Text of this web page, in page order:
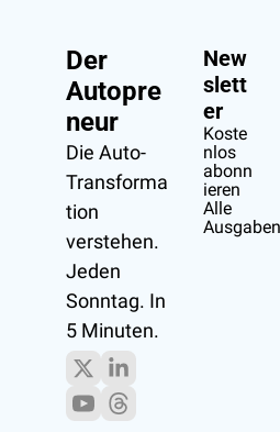
Der
Autopre
neur
Die Auto-
Transforma
tion
verstehen.
Jeden
Sonntag. In
5 Minuten.
New
slett
er
Koste
nlos
abonn
ieren
Alle
Ausgaben